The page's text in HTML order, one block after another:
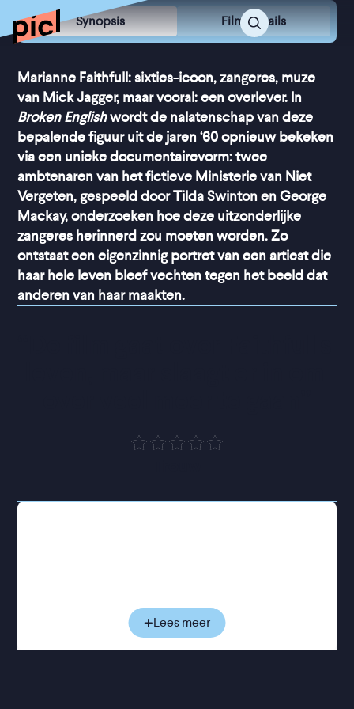
Synopsis Film Details
Marianne Faithfull: sixties-icoon, zangeres, muze
van Mick Jagger, maar vooral: een overlever. In
Broken Englishwordt de nalatenschap van deze
bepalende figuur uit de jaren ‘60 opnieuw bekeken
via een unieke documentairevorm: twee
ambtenaren van het fictieve Ministerie van Niet
Vergeten, gespeeld door Tilda Swinton en George
Mackay, onderzoeken hoe deze uitzonderlijke
zangeres herinnerd zou moeten worden. Zo
ontstaat een eigenzinnig portret van een artiest die
haar hele leven bleef vechten tegen het beeld dat
anderen van haar maakten.
Vlak voor haar overlijden blikt Faithfull terug op
het legendarische album Broken English. Als rode
draad loopt de voortdurende strijd tussen haar
eigen verhaal en het publieke beeld dat van haar
Lees meer